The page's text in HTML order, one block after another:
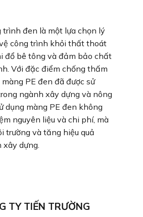
trình đen là một lựa chọn lý
công trình khỏi thất thoát
đổ bê tông và đảm bảo chất
Với đặc điểm chống thấm
PE đen đã được sử
ngành xây dựng và nông
dụng màng PE đen không
nguyên liệu và chi phí, mà
trường và tăng hiệu quả
dựng.
TY TIẾN TRƯỜNG